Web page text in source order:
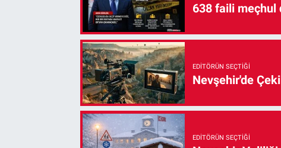
638 faili meçhul
EDITÖRÜN SEÇTIĞI
Nevşehir'de
EDITÖRÜN SEÇTIĞI